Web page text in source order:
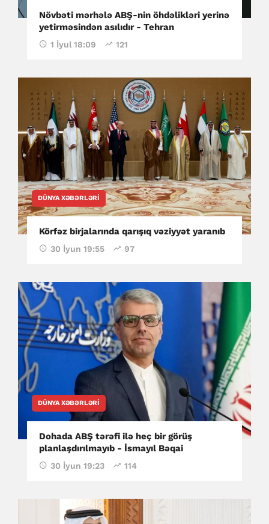
Növbəti mərhələ ABŞ-nin öhdəlikləri yerinə
yetirməsindən asılıdır - Tehran
1 İyul 18:09 121
DÜNYA XƏBƏRLƏRI
Körfəz birjalarında qarışıq vəziyyət yaranıb
30 İyun 19:55 97
DÜNYA XƏBƏRLƏRI
Dohada ABŞ tərəfi ilə heç bir görüş
planlaşdırılmayıb - İsmayıl Bəqai
30 İyun 19:23 114